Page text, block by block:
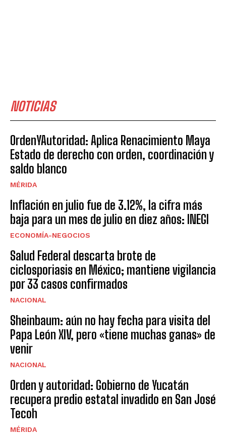
NOTICIAS
OrdenYAutoridad: Aplica Renacimiento Maya
Estado de derecho con orden, coordinación y
saldo blanco
MÉRIDA
Inflación en julio fue de 3.12%, la cifra más
baja para un mes de julio en diez años: INEGI
ECONOMÍA-NEGOCIOS
Salud Federal descarta brote de
ciclosporiasis en México; mantiene vigilancia
por 33 casos confirmados
NACIONAL
Sheinbaum: aún no hay fecha para visita del
Papa León XIV, pero «tiene muchas ganas» de
venir
NACIONAL
Orden y autoridad: Gobierno de Yucatán
recupera predio estatal invadido en San José
Tecoh
MÉRIDA